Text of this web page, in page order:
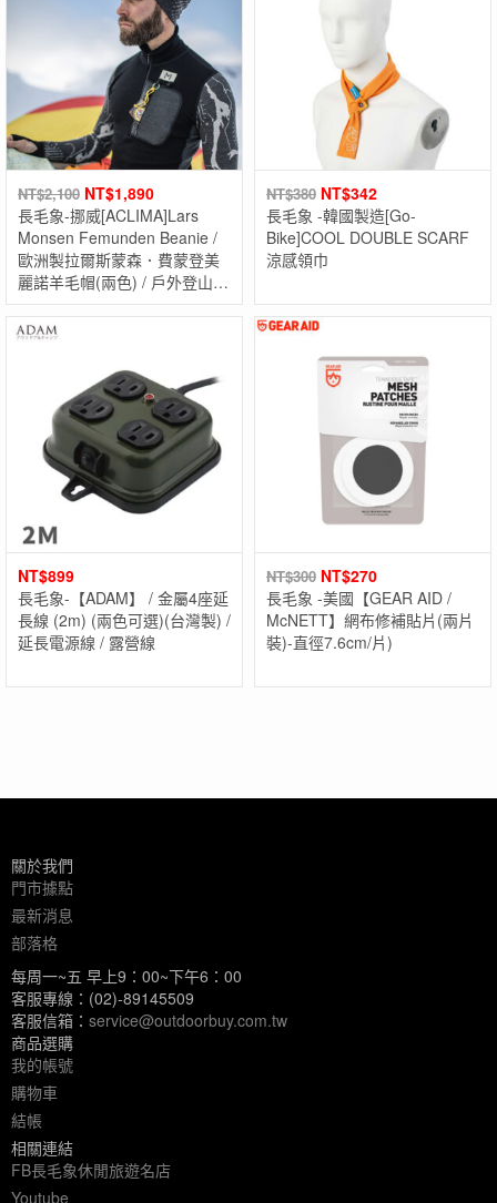
NT$2,100 NT$1,890
長毛象-挪威[ACLIMA]Lars
Monsen Femunden Beanie /
歐洲製拉爾斯蒙森．費蒙登美
麗諾羊毛帽(兩色) / 戶外登山羊
毛帽 / 快乾吸濕排汗
NT$380 NT$342
長毛象 -韓國製造[Go-
Bike]COOL DOUBLE SCARF
涼感領巾
NT$899
長毛象-【ADAM】 / 金屬4座延
長線 (2m) (兩色可選)(台灣製) /
延長電源線 / 露營線
NT$300 NT$270
長毛象 -美國【GEAR AID /
McNETT】網布修補貼片(兩片
裝)-直徑7.6cm/片)
關於我們
門市據點
最新消息
部落格
每周一~五 早上9：00~下午6：00
客服專線：(02)-89145509
客服信箱： service@outdoorbuy.com.tw
商品選購
我的帳號
購物車
結帳
相關連結
FB長毛象休閒旅遊名店
Youtube